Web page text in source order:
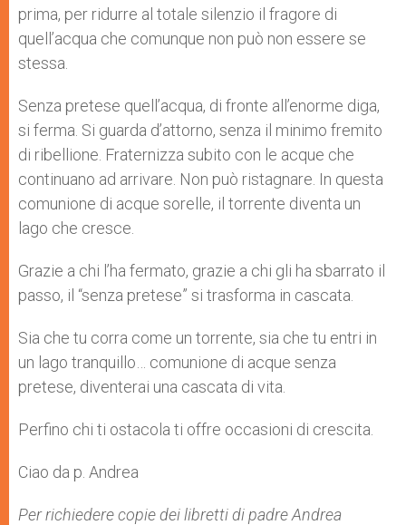
prima, per ridurre al totale silenzio il fragore di
quell’acqua che comunque non può non essere se
stessa.
Senza pretese quell’acqua, di fronte all’enorme diga,
si ferma. Si guarda d’attorno, senza il minimo fremito
di ribellione. Fraternizza subito con le acque che
continuano ad arrivare. Non può ristagnare. In questa
comunione di acque sorelle, il torrente diventa un
lago che cresce.
Grazie a chi l’ha fermato, grazie a chi gli ha sbarrato il
passo, il “senza pretese” si trasforma in cascata.
Sia che tu corra come un torrente, sia che tu entri in
un lago tranquillo… comunione di acque senza
pretese, diventerai una cascata di vita.
Perfino chi ti ostacola ti offre occasioni di crescita.
Ciao da p. Andrea
Per richiedere copie dei libretti di padre Andrea